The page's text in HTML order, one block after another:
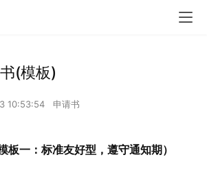
(模板)
10:53:54 申请书
板一：标准友好型，遵守通知期）